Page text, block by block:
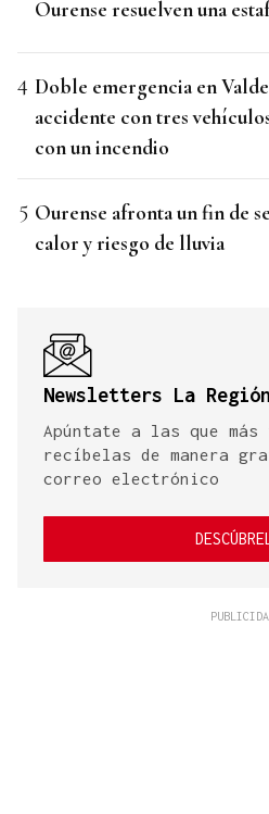
Ourense resuelven una
Doble emergencia en
accidente con tres
con un incendio
Ourense afronta un fin de
calor y riesgo de lluvia
Newsletters La Región
Apúntate a las que
recíbelas de manera
correo electrónico